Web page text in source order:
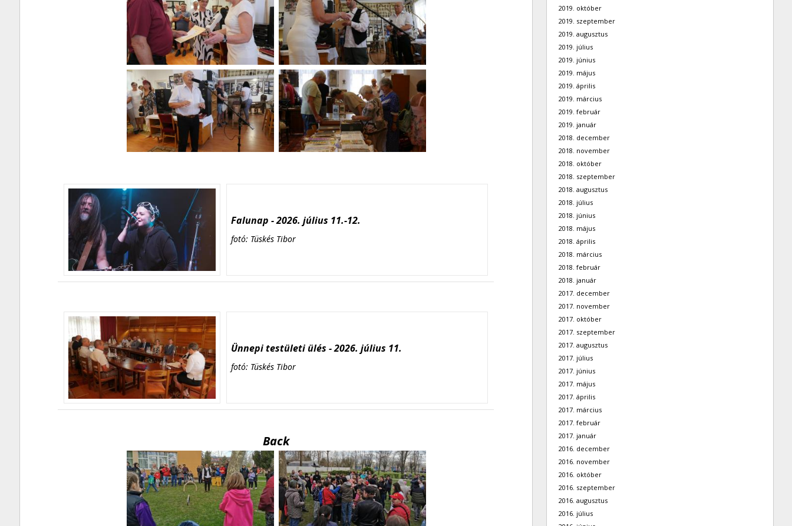
Falunap - 2026. július 11.-12.
fotó: Tüskés Tibor
Ünnepi testületi ülés - 2026. július 11.
fotó: Tüskés Tibor
Back
2019. október
2019. szeptember
2019. augusztus
2019. július
2019. június
2019. május
2019. április
2019. március
2019. február
2019. január
2018. december
2018. november
2018. október
2018. szeptember
2018. augusztus
2018. július
2018. június
2018. május
2018. április
2018. március
2018. február
2018. január
2017. december
2017. november
2017. október
2017. szeptember
2017. augusztus
2017. július
2017. június
2017. május
2017. április
2017. március
2017. február
2017. január
2016. december
2016. november
2016. október
2016. szeptember
2016. augusztus
2016. július